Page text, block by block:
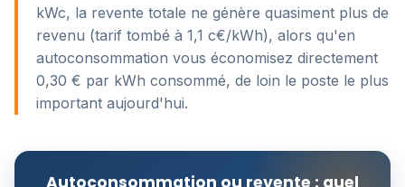
kWc, la revente totale ne génère quasiment plus de
revenu (tarif tombé à 1,1 c€/kWh), alors qu'en
autoconsommation vous économisez directement
0,30 € par kWh consommé, de loin le poste le plus
important aujourd'hui.
Autoconsommation ou revente : quel